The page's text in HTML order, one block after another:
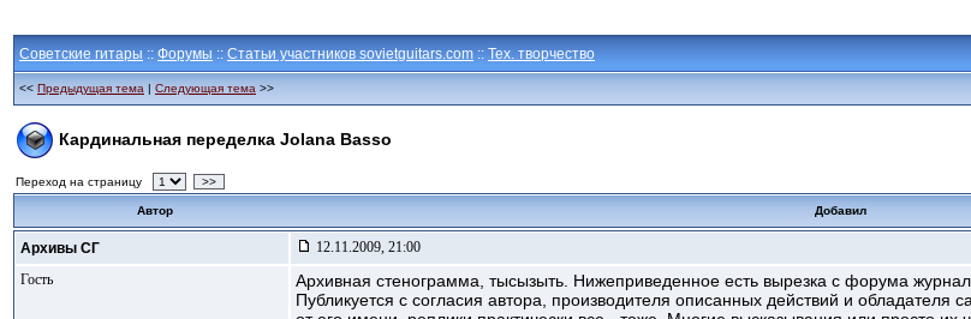
Советские гитары :: Форумы :: Статьи участников sovietguitars.com :: Тех. творчество
<< Предыдущая тема | Следующая тема >>
Кардинальная переделка Jolana Basso
Переход на страницу >>
Автор Добавил
Архивы СГ
12.11.2009, 21:00
Гость
Архивная стенограмма, тысызыть. Нижеприведенное есть вырезка с форума
Публикуется с согласия автора, производителя описанных действий и обладателя